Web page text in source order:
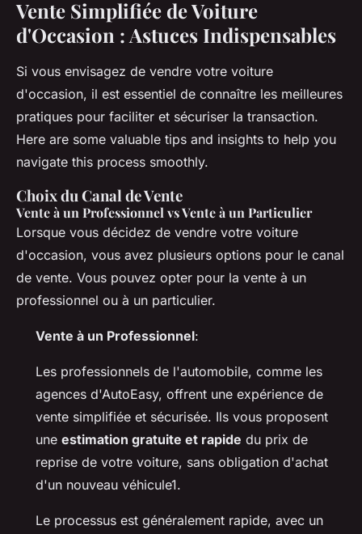
Vente simplifiée de voiture
d'occasion : astuces
indispensables
Martin • 24 février 2025 •5 min de lecture
Vente Simplifiée de Voiture
d'Occasion : Astuces Indispensables
Si vous envisagez de vendre votre voiture
d'occasion, il est essentiel de connaître les meilleures
pratiques pour faciliter et sécuriser la transaction.
Here are some valuable tips and insights to help you
navigate this process smoothly.
Choix du Canal de Vente
Vente à un Professionnel vs Vente à un Particulier
Lorsque vous décidez de vendre votre voiture
d'occasion, vous avez plusieurs options pour le canal
de vente. Vous pouvez opter pour la vente à un
professionnel ou à un particulier.
Vente à un Professionnel:
Les professionnels de l'automobile, comme les
agences d'AutoEasy, offrent une expérience de
vente simplifiée et sécurisée. Ils vous proposent
une estimation gratuite et rapide du prix de
reprise de votre voiture, sans obligation d'achat
d'un nouveau véhicule1.
Le processus est généralement rapide, avec un